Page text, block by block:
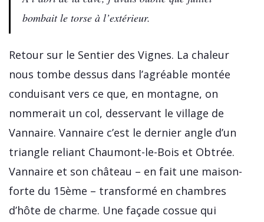
bombait le torse à l’extérieur.
Retour sur le Sentier des Vignes. La chaleur
nous tombe dessus dans l’agréable montée
conduisant vers ce que, en montagne, on
nommerait un col, desservant le village de
Vannaire. Vannaire c’est le dernier angle d’un
triangle reliant Chaumont-le-Bois et Obtrée.
Vannaire et son château – en fait une maison-
forte du 15ème – transformé en chambres
d’hôte de charme. Une façade cossue qui